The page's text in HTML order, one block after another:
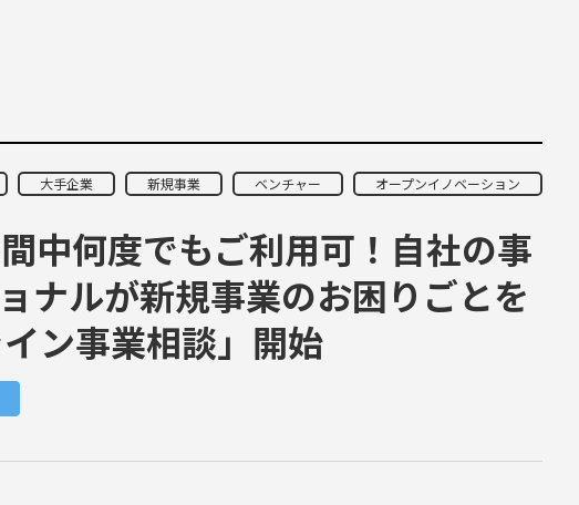
大手企業 新規事業 ベンチャー オープンイノベーション
中何度でもご利用可！自社の事
ナルが新規事業のお困りごとを
ン事業相談」開始